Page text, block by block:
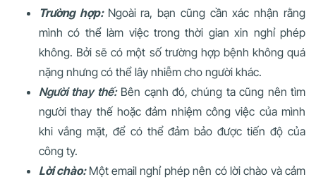
Trường hợp: Ngoài ra, bạn cũng cần xác nhận rằng
mình có thể làm việc trong thời gian xin nghỉ phép
không. Bởi sẽ có một số trường hợp bệnh không quá
nặng nhưng có thể lây nhiễm cho người khác.
Người thay thế:Bên cạnh đó, chúng ta cũng nên tìm
người thay thế hoặc đảm nhiệm công việc của mình
khi vắng mặt, để có thể đảm bảo được tiến độ của
công ty.
Lời chào: Một email nghỉ phép nên có lời chào và cảm